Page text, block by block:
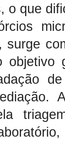
o que
surge
objetivo